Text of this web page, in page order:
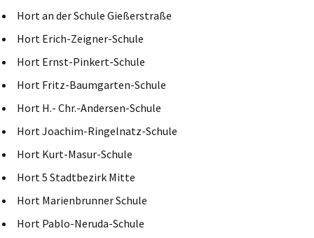
Hort an der Schule Gießerstraße
Hort Erich-Zeigner-Schule
Hort Ernst-Pinkert-Schule
Hort Fritz-Baumgarten-Schule
Hort H.- Chr.-Andersen-Schule
Hort Joachim-Ringelnatz-Schule
Hort Kurt-Masur-Schule
Hort 5 Stadtbezirk Mitte
Hort Marienbrunner Schule
Hort Pablo-Neruda-Schule